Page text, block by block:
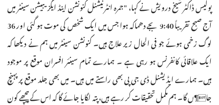
پولیس ڈاکٹر شیخ درویش نے کہا، "جمرہ انٹرنیشنل کنونشن اینڈ ایگزیبیشن سینٹر میں
آج صبح تقریباً 9:40 بجے دھماکہ ہوا جس میں ایک شخص کی موت ہو گئی اور 36
لوگ زخمی ہوئے جو فی الحال زیر علاج ہیں۔ کنونشن سینٹر میں ہم نے دیکھا کہ
ایک علاقائی کانفرنس ہو رہی ہے ۔ ہمارے تمام سینئر افسران موقع پر موجود
ہیں۔ ہمارے ایڈیشنل ڈی جی پی بھی راستے میں ہیں۔ میں بھی جلد موقع پر پہنچ
جا¶ں گا۔ ہم مکمل تحقیقات کر رہے ہیں، پتہ لگایا جائے گا کہ اس کے پیچھے کون